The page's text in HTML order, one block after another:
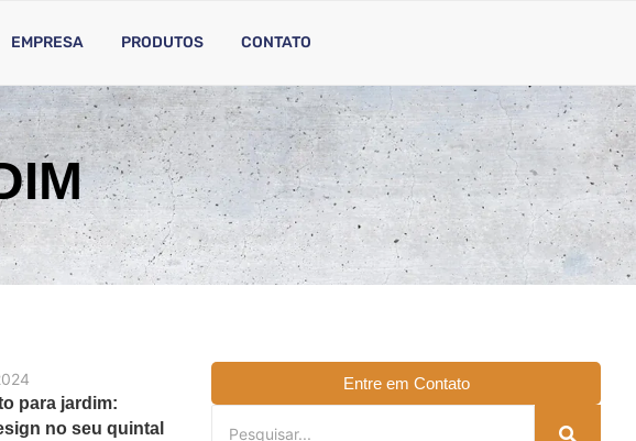
EMPRESA PRODUTOS CONTATO
para jardim:
no seu quintal
Entre em Contato